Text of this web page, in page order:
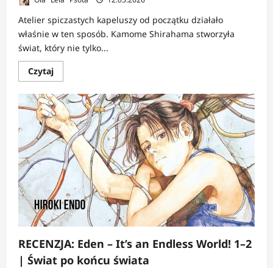
Atelier spiczastych kapeluszy od początku działało
właśnie w ten sposób. Kamome Shirahama stworzyła
świat, który nie tylko...
CzytajDowiedz
się
o
RECENZJA:
Atelier
spiczastych
kapeluszy
4–
|
Coraz
więcej
cieni
pod
baśniową
warstwą
magii
RECENZJA: Eden – It’s an Endless World! 1–2
| Świat po końcu świata